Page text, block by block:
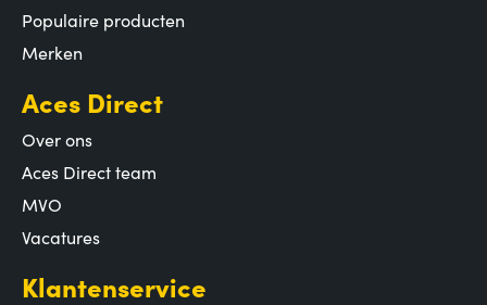
Populaire producten
Merken
Aces Direct
Over ons
Aces Direct team
MVO
Vacatures
Klantenservice